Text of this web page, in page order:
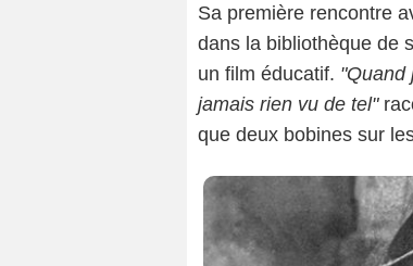
Sa première rencontre
dans la bibliothèque de
un film éducatif. "Quand
jamais rien vu de tel"
que deux bobines sur